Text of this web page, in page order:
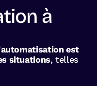
à
est
situations, telles